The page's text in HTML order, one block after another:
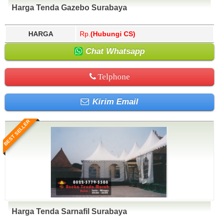
Harga Tenda Gazebo Surabaya
HARGA Rp. (Hubungi CS)
Chat Whatsapp
Telphone
Kirim Email
BEST SELLER
Harga Tenda Sarnafil Surabaya